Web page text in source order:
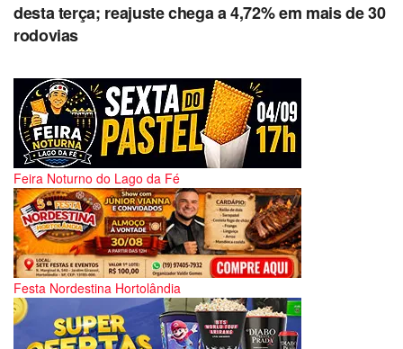
desta terça; reajuste chega a 4,72% em mais de 30
rodovias
Feira Noturno do Lago da Fé
Festa Nordestina Hortolândia